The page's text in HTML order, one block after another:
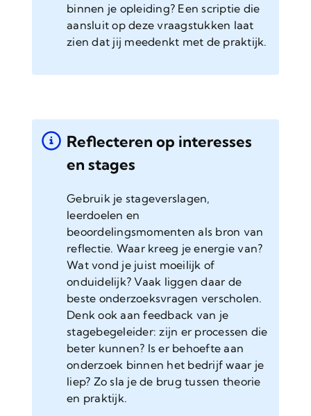
binnen je opleiding? Een scriptie die
aansluit op deze vraagstukken laat
zien dat jij meedenkt met de praktijk.
Reflecteren op interesses
en stages
Gebruik je stageverslagen,
leerdoelen en
beoordelingsmomenten als bron van
reflectie. Waar kreeg je energie van?
Wat vond je juist moeilijk of
onduidelijk? Vaak liggen daar de
beste onderzoeksvragen verscholen.
Denk ook aan feedback van je
stagebegeleider: zijn er processen die
beter kunnen? Is er behoefte aan
onderzoek binnen het bedrijf waar je
liep? Zo sla je de brug tussen theorie
en praktijk.